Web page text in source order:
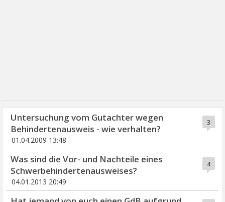
3
Untersuchung vom Gutachter wegen
Behindertenausweis - wie verhalten?
01.04.2009 13:48
4
Was sind die Vor- und Nachteile eines
Schwerbehindertenausweises?
04.01.2013 20:49